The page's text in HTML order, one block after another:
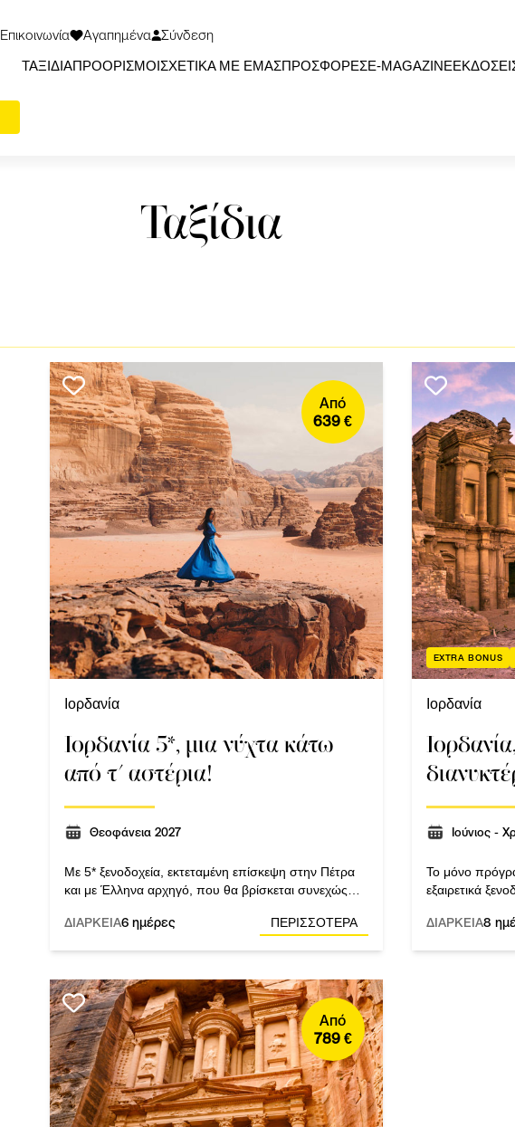
Επικοινωνία Αγαπημένα Σύνδεση
ΤΑΞΙΔΙΑΠΡΟΟΡΙΣΜΟΙΣΧΕΤΙΚΑ ΜΕ ΕΜΑΣΠΡΟΣΦΟΡΕΣΕ-ΜΑGAZINE
Ταξίδια
Από
639 €
Ιορδανία
Ιορδανία 5*, μια νύχτα κάτω
από τ' αστέρια!
Θεοφάνεια 2027
Με 5* ξενοδοχεία, εκτεταμένη επίσκεψη στην Πέτρα
και με Έλληνα αρχηγό, που θα βρίσκεται συνεχώς
ΔΙΑΡΚΕΙΑ6 ημέρες ΠΕΡΙΣΣΟΤΕΡΑ
EXTRA BONUS
Ιορδανία
Ιούνιος -
Το μόνο
εξαιρετικά
ΔΙΑΡΚΕΙΑ8
Από
789 €